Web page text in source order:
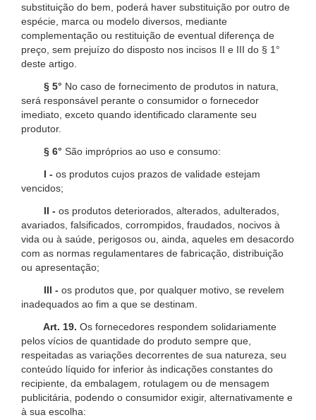
substituição do bem, poderá haver substituição por outro de
espécie, marca ou modelo diversos, mediante
complementação ou restituição de eventual diferença de
preço, sem prejuízo do disposto nos incisos II e III do § 1°
deste artigo.
§ 5° No caso de fornecimento de produtos in natura,
será responsável perante o consumidor o fornecedor
imediato, exceto quando identificado claramente seu
produtor.
§ 6° São impróprios ao uso e consumo:
I - os produtos cujos prazos de validade estejam
vencidos;
II - os produtos deteriorados, alterados, adulterados,
avariados, falsificados, corrompidos, fraudados, nocivos à
vida ou à saúde, perigosos ou, ainda, aqueles em desacordo
com as normas regulamentares de fabricação, distribuição
ou apresentação;
III - os produtos que, por qualquer motivo, se revelem
inadequados ao fim a que se destinam.
Art. 19. Os fornecedores respondem solidariamente
pelos vícios de quantidade do produto sempre que,
respeitadas as variações decorrentes de sua natureza, seu
conteúdo líquido for inferior às indicações constantes do
recipiente, da embalagem, rotulagem ou de mensagem
publicitária, podendo o consumidor exigir, alternativamente e
à sua escolha: